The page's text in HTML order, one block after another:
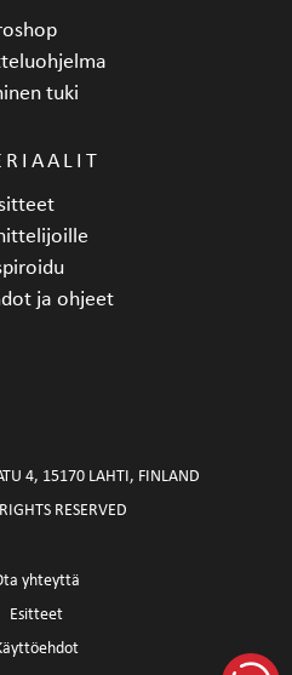
tuki
ja ohjeet
yhteyttä
Esitteet
4, 15170 LAHTI, FINLAND
RESERVED